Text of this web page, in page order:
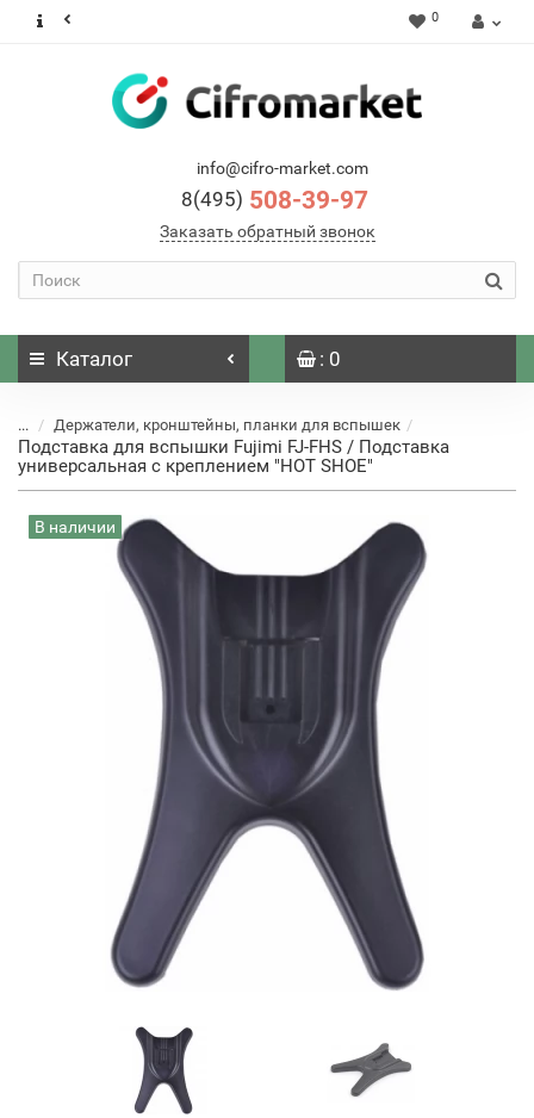
0
info@cifro-market.com
8(495) 508-39-97
Заказать обратный звонок
Каталог : 0
... Держатели, кронштейны, планки для вспышек
Подставка для вспышки Fujimi FJ-FHS / Подставка
универсальная с креплением "HOT SHOE"
В наличии